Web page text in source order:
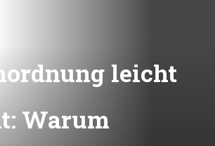
leicht
Warum